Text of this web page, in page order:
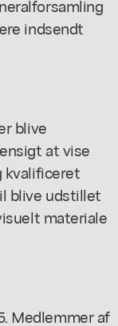
indsendt
blive
at vise
kvalificeret
blive udstillet
materiale
Medlemmer af